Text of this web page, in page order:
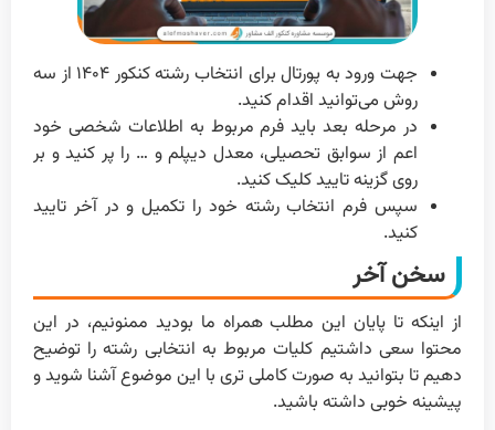
جهت ورود به پورتال برای انتخاب رشته کنکور ۱۴۰۴ از سه
روش می‌توانید اقدام کنید.
در مرحله بعد باید فرم مربوط به اطلاعات شخصی خود
اعم از سوابق تحصیلی، معدل دیپلم و … را پر کنید و بر
روی گزینه تایید کلیک کنید.
سپس فرم انتخاب رشته خود را تکمیل و در آخر تایید
کنید.
سخن آخر
از اینکه تا پایان این مطلب همراه ما بودید ممنونیم، در این
محتوا سعی داشتیم کلیات مربوط به انتخابی رشته را توضیح
دهیم تا بتوانید به صورت کاملی تری با این موضوع آشنا شوید و
پیشینه خوبی داشته باشید.